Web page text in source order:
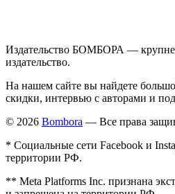
Издательство БОМБОРА —
издательство.
На нашем сайте вы найдете
скидки, интервью с авторами и
© 2026 Bombora — Все права
* Социальные сети Facebook и
территории РФ.
** Meta Platforms Inc. признана